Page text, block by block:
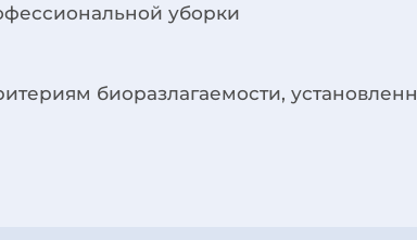
уборки
биоразлагаемости,